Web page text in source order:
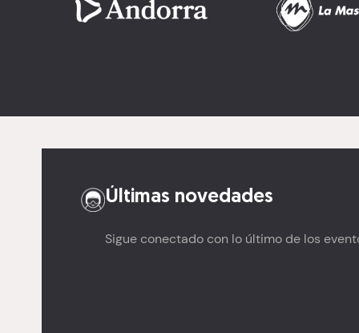
Últimas novedades
Sigue conectado con lo último de los